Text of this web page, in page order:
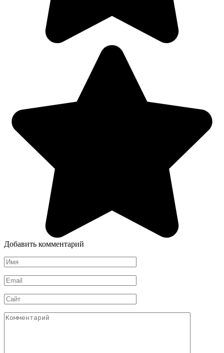
Добавить комментарий
Имя
*
Email
*
Сайт
Комментарий